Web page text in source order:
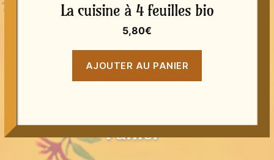
Panier
La cuisine à 4 feuilles bio
5,80€
AJOUTER AU PANIER